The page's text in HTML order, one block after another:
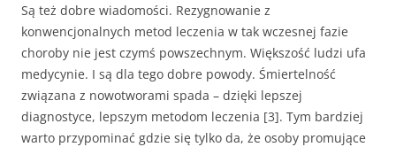
Są też dobre wiadomości. Rezygnowanie z
konwencjonalnych metod leczenia w tak wczesnej fazie
choroby nie jest czymś powszechnym. Większość ludzi ufa
medycynie. I są dla tego dobre powody. Śmiertelność
związana z nowotworami spada – dzięki lepszej
diagnostyce, lepszym metodom leczenia [3]. Tym bardziej
warto przypominać gdzie się tylko da, że osoby promujące